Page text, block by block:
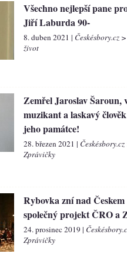
Všechno nejlepší pane
Jiří Laburda 90-
8. duben 2021 | Českésbory.cz
život
Zemřel Jaroslav Šaroun,
muzikant a laskavý
jeho památce!
28. březen 2021 |
Zprávičky
Rybovka zní nad Českem
společný projekt ČRO a
24. prosinec 2019 |
Zprávičky